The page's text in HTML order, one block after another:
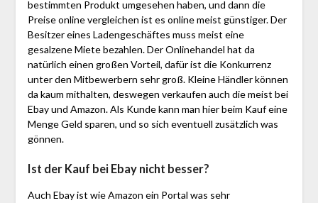
bestimmten Produkt umgesehen haben, und dann die
Preise online vergleichen ist es online meist günstiger. Der
Besitzer eines Ladengeschäftes muss meist eine
gesalzene Miete bezahlen. Der Onlinehandel hat da
natürlich einen großen Vorteil, dafür ist die Konkurrenz
unter den Mitbewerbern sehr groß. Kleine Händler können
da kaum mithalten, deswegen verkaufen auch die meist bei
Ebay und Amazon. Als Kunde kann man hier beim Kauf eine
Menge Geld sparen, und so sich eventuell zusätzlich was
gönnen.
Ist der Kauf bei Ebay nicht besser?
Auch Ebay ist wie Amazon ein Portal was sehr